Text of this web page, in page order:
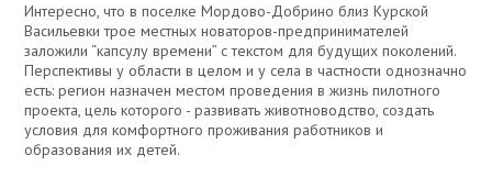
Интересно, что в поселке Мордово-Добрино близ Курской
Васильевки трое местных новаторов-предпринимателей
заложили “капсулу времени” с текстом для будущих поколений.
Перспективы у области в целом и у села в частности однозначно
есть: регион назначен местом проведения в жизнь пилотного
проекта, цель которого - развивать животноводство, создать
условия для комфортного проживания работников и
образования их детей.